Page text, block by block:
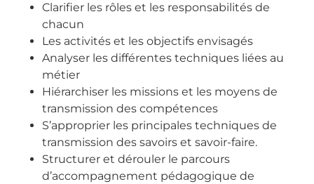
Clarifier les rôles et les responsabilités de
chacun
Les activités et les objectifs envisagés
Analyser les différentes techniques liées au
métier
Hiérarchiser les missions et les moyens de
transmission des compétences
S’approprier les principales techniques de
transmission des savoirs et savoir-faire.
Structurer et dérouler le parcours
d’accompagnement pédagogique de